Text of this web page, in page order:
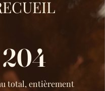
204
total, entièrement